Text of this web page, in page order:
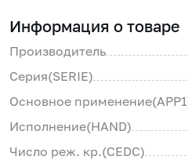
Информация о товаре
Производитель
Серия(SERIE)
Основное
Исполнение(HAND)
Число реж. кр.(CEDC)